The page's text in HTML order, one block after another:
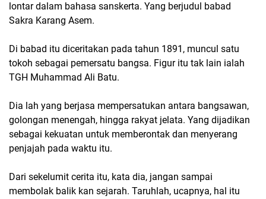
lontar dalam bahasa sanskerta. Yang berjudul babad
Sakra Karang Asem.
Di babad itu diceritakan pada tahun 1891, muncul satu
tokoh sebagai pemersatu bangsa. Figur itu tak lain ialah
TGH Muhammad Ali Batu.
Dia lah yang berjasa mempersatukan antara bangsawan,
golongan menengah, hingga rakyat jelata. Yang dijadikan
sebagai kekuatan untuk memberontak dan menyerang
penjajah pada waktu itu.
Dari sekelumit cerita itu, kata dia, jangan sampai
membolak balik kan sejarah. Taruhlah, ucapnya, hal itu